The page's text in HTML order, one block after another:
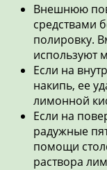
Внешнюю
средствами
полировку.
используют
Если на
накипь, ее
лимонной
Если на
радужные
помощи
раствора